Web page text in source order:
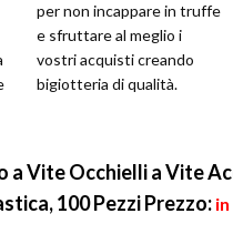
per non incappare in truffe
e sfruttare al meglio i
vostri acquisti creando
bigiotteria di qualità.
a Vite Occhielli a Vite
100 PezziPrezzo: